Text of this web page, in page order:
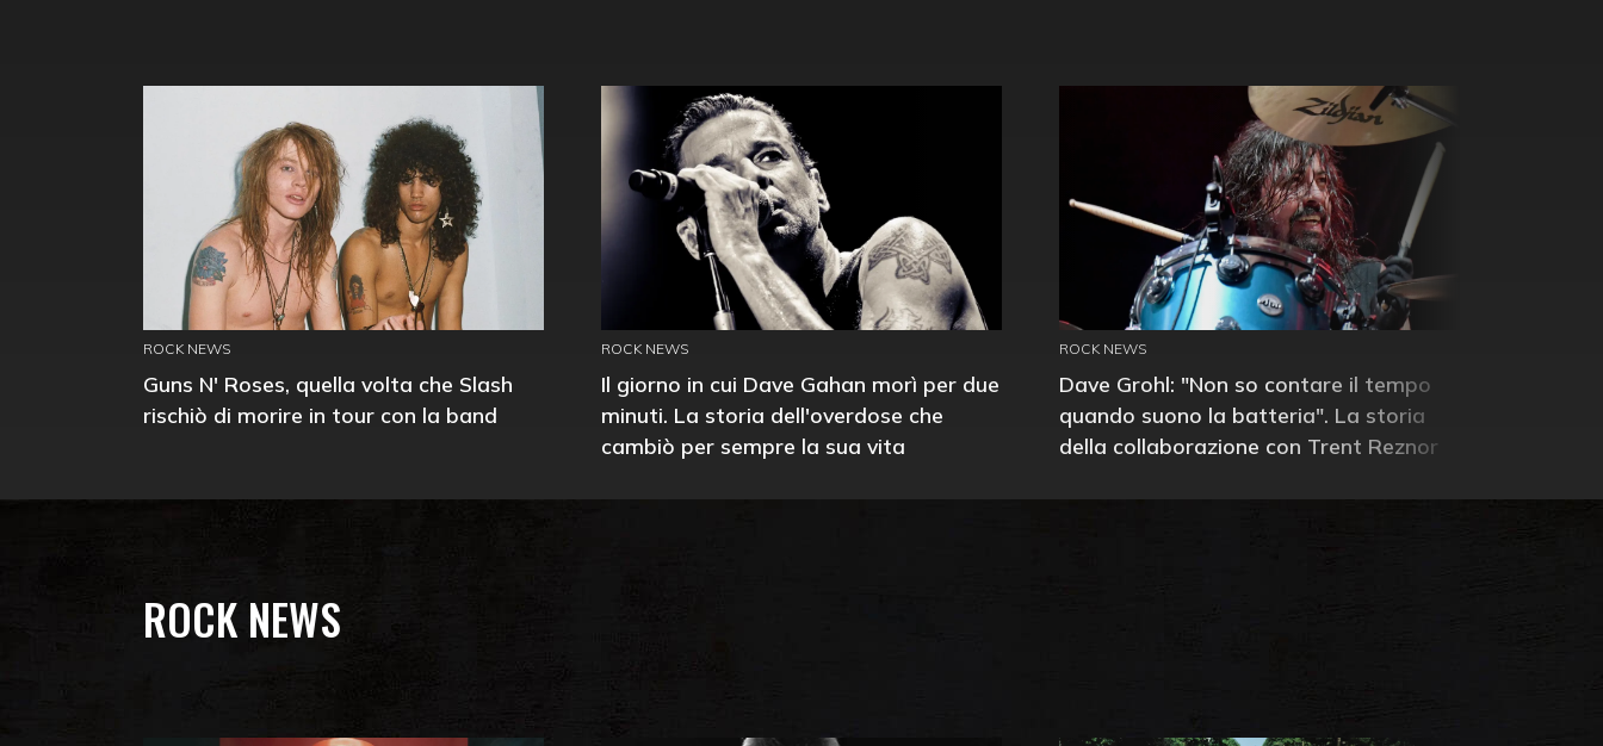
ROCK NEWS
Guns N' Roses, quella volta che Slash
rischiò di morire in tour con la band
ROCK NEWS
Il giorno in cui Dave Gahan morì per due
minuti. La storia dell'overdose che
cambiò per sempre la sua vita
ROCK NEWS
Dave Grohl: "Non so contare il tempo
quando suono la batteria". La storia
della collaborazione con Trent Reznor
ROCK NEWS